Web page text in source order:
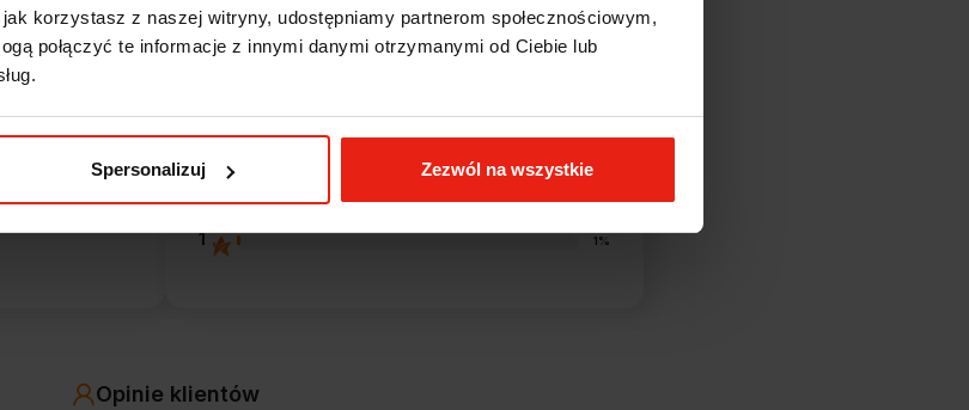
korzystasz z naszej witryny, udostępniamy partnerom społecznościowym,
połączyć te informacje z innymi danymi otrzymanymi od Ciebie lub
Spersonalizuj Zezwól na wszystkie
97%
3 1%
1 1%
Opinie klientów